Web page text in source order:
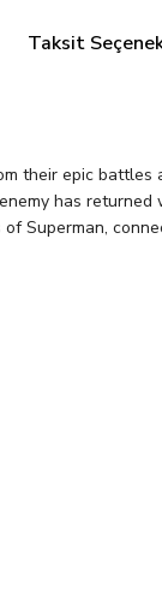
Taksit
their epic
has
Superman,